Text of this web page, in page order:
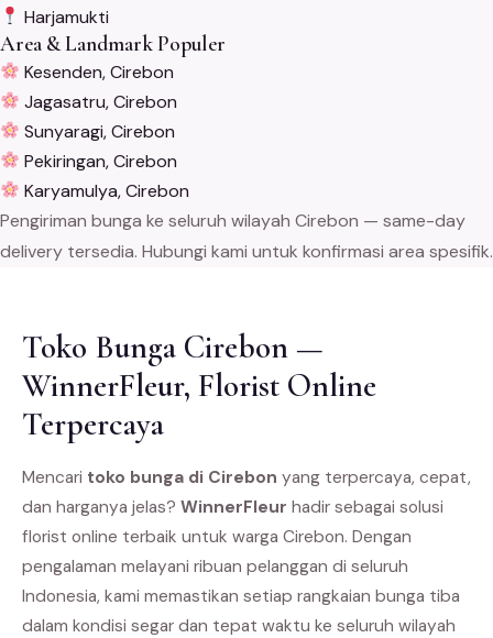
Harjamukti
Area & Landmark Populer
Kesenden, Cirebon
Jagasatru, Cirebon
Sunyaragi, Cirebon
Pekiringan, Cirebon
Karyamulya, Cirebon
Pengiriman bunga ke seluruh wilayah Cirebon — same-day
delivery tersedia. Hubungi kami untuk konfirmasi area spesifik.
Toko Bunga Cirebon —
WinnerFleur, Florist Online
Terpercaya
Mencari toko bunga di Cirebon yang terpercaya, cepat,
dan harganya jelas? WinnerFleur hadir sebagai solusi
florist online terbaik untuk warga Cirebon. Dengan
pengalaman melayani ribuan pelanggan di seluruh
Indonesia, kami memastikan setiap rangkaian bunga tiba
dalam kondisi segar dan tepat waktu ke seluruh wilayah